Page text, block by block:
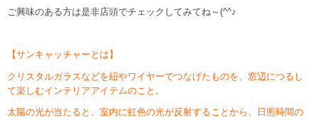
ご興味のある方は是非店頭でチェックしてみてね～(^^♪
【サンキャッチャーとは】
クリスタルガラスなどを紐やワイヤーでつなげたものを、窓辺につるし
て楽しむインテリアアイテムのこと。
太陽の光が当たると、室内に虹色の光が反射することから、日照時間の